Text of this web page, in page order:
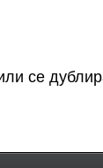
се